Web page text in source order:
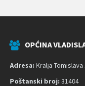
OPĆINA
Adresa: Kralja Tomislava
Poštanski broj: 31404